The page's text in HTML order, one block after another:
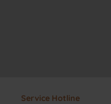
Service Hotline